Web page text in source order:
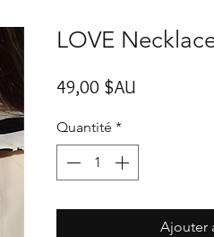
LOVE
49,00 $AU
Quantité *
Ajouter